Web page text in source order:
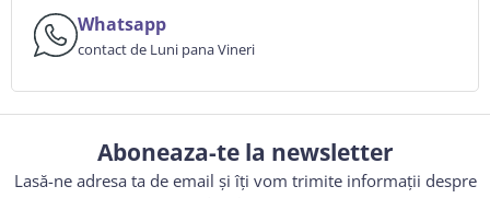
Whatsapp
contact de Luni pana Vineri
Aboneaza-te la newsletter
Lasă-ne adresa ta de email și îți vom trimite informații despre